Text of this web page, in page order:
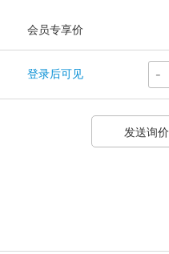
会员专享价
登录后可见 -
发送询价